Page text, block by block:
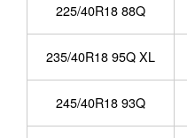
225/40R18 88Q
235/40R18 95Q XL
245/40R18 93Q